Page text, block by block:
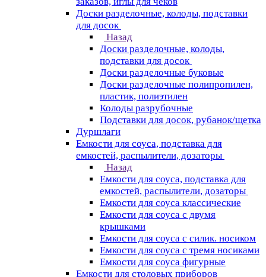
Доски разделочные, колоды, подставки
для досок
Назад
Доски разделочные, колоды,
подставки для досок
Доски разделочные буковые
Доски разделочные полипропилен,
пластик, полиэтилен
Колоды разрубочные
Подставки для досок, рубанок/щетка
Дуршлаги
Емкости для соуса, подставка для
емкостей, распылители, дозаторы
Назад
Емкости для соуса, подставка для
емкостей, распылители, дозаторы
Емкости для соуса классические
Емкости для соуса с двумя
крышками
Емкости для соуса с силик. носиком
Емкости для соуса с тремя носиками
Емкости для соуса фигурные
Емкости для столовых приборов